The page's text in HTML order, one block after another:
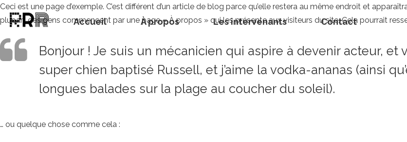
Accueil À propos Les intervenants Contact
Ceci est une page d’exemple. C’est différent d’un article de blog parce qu’elle restera au même endroit et
plupart des gens commencent par une page « À propos » qui les présente aux visiteurs du site. Cela pourrait
Bonjour ! Je suis un mécanicien qui aspire à devenir acteur, et
super chien baptisé Russell, et j’aime la vodka-ananas (ainsi
longues balades sur la plage au coucher du soleil).
… ou quelque chose comme cela :